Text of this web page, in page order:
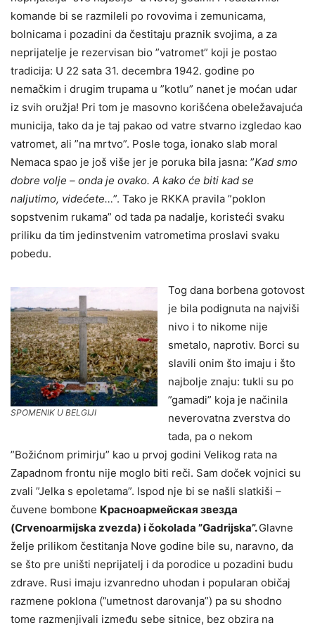
komande bi se razmileli po rovovima i zemunicama,
bolnicama i pozadini da čestitaju praznik svojima, a za
neprijatelje je rezervisan bio ”vatromet” koji je postao
tradicija: U 22 sata 31. decembra 1942. godine po
nemačkim i drugim trupama u ”kotlu” nanet je moćan udar
iz svih oružja! Pri tom je masovno korišćena obeležavajuća
municija, tako da je taj pakao od vatre stvarno izgledao kao
vatromet, ali ”na mrtvo”. Posle toga, ionako slab moral
Nemaca spao je još više jer je poruka bila jasna: ”Kad smo
dobre volje – onda je ovako. A kako će biti kad se
naljutimo, videćete…”. Tako je RKKA pravila ”poklon
sopstvenim rukama” od tada pa nadalje, koristeći svaku
priliku da tim jedinstvenim vatrometima proslavi svaku
pobedu.
SPOMENIK U BELGIJI
Tog dana borbena gotovost
je bila podignuta na najviši
nivo i to nikome nije
smetalo, naprotiv. Borci su
slavili onim što imaju i što
najbolje znaju: tukli su po
”gamadi” koja je načinila
neverovatna zverstva do
tada, pa o nekom
”Božićnom primirju” kao u prvoj godini Velikog rata na
Zapadnom frontu nije moglo biti reči. Sam doček vojnici su
zvali ”Jelka s epoletama”. Ispod nje bi se našli slatkiši –
čuvene bombone Красноармейская звезда
(Crvenoarmijska zvezda) i čokolada ”Gadrijska”.Glavne
želje prilikom čestitanja Nove godine bile su, naravno, da
se što pre uništi neprijatelj i da porodice u pozadini budu
zdrave. Rusi imaju izvanredno uhodan i popularan običaj
razmene poklona (”umetnost darovanja”) pa su shodno
tome razmenjivali između sebe sitnice, bez obzira na